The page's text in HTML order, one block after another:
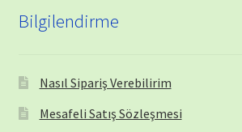
Bilgilendirme
Nasıl Sipariş Verebilirim
Mesafeli Satış Sözleşmesi